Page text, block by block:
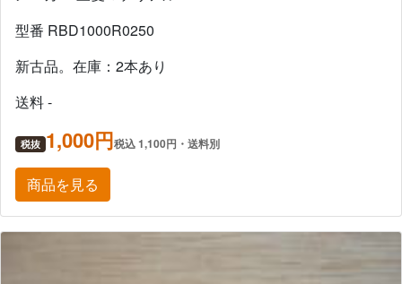
型番 RBD1000R0250
新古品。在庫：2本あり
送料 -
税抜 1,000円税込 1,100円・送料別
商品を見る